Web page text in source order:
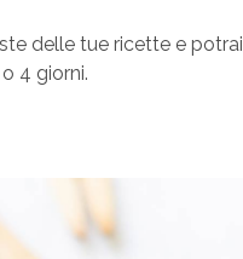
delle tue ricette e potrai
4 giorni.